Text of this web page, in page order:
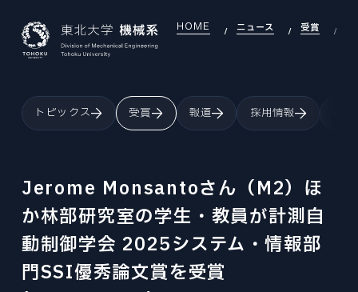
JAPANESE
TOP
機械系について
INTRODUCTION INDEX
機械系について
OVERVIEW
組織・沿革
SEARCH研究室を探す
SEARCH INDEX
研究室を探す
DEI
HOME ニュース 受賞
トピックス 受賞 報道 採用情報
Jerome Monsantoさん（M2）ほ
か林部研究室の学生・教員が計測自
動制御学会 2025システム・情報部
門SSI優秀論文賞を受賞